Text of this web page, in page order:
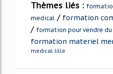
Thèmes liés :
medical / formation
/ formation pour vendre
formation materiel
medical lille